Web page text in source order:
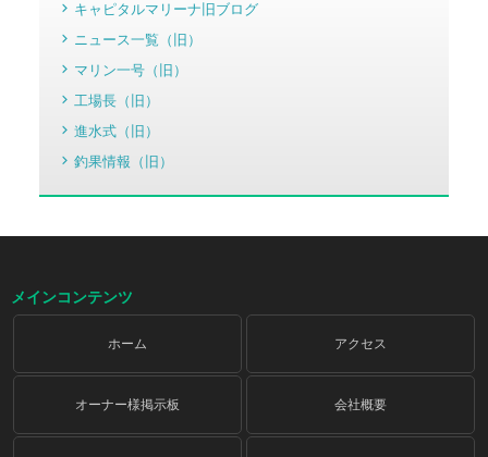
キャピタルマリーナ旧ブログ
ニュース一覧（旧）
マリン一号（旧）
工場長（旧）
進水式（旧）
釣果情報（旧）
メインコンテンツ
ホーム アクセス
オーナー様掲示板 会社概要